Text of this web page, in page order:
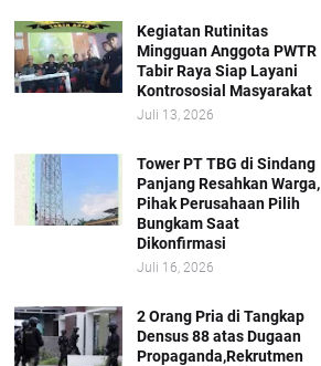
Kegiatan Rutinitas
Mingguan Anggota PWTR
Tabir Raya Siap Layani
Kontrososial Masyarakat
Juli 13, 2026
Tower PT TBG di Sindang
Panjang Resahkan Warga,
Pihak Perusahaan Pilih
Bungkam Saat
Dikonfirmasi
Juli 16, 2026
2 Orang Pria di Tangkap
Densus 88 atas Dugaan
Propaganda,Rekrutmen